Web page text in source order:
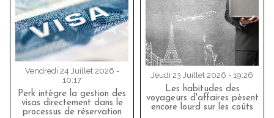
Vendredi 24 Juillet 2026 -
10:17
Perk intègre la gestion des
visas directement dans le
processus de réservation
Jeudi 23 Juillet 2026 - 19:26
Les habitudes des
voyageurs d'affaires pèsent
encore lourd sur les coûts